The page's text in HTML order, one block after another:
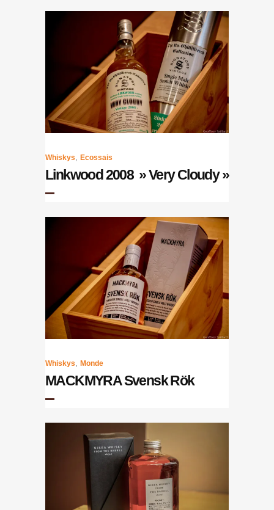
Whiskys Ecossais
Linkwood 2008 » Very Cloudy »
Whiskys Monde
MACKMYRA Svensk Rök